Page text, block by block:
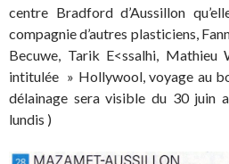
centre Bradford d’Aussillon
compagnie d’autres plasticiens,
Becuwe, Tarik E<ssalhi, Mathieu
intitulée » Hollywool, voyage au
délainage sera visible du 30 juin
lundis )